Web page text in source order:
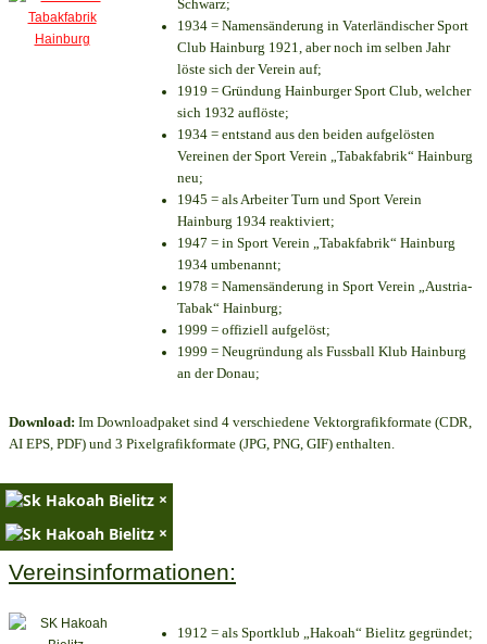
Schwarz;
1934 = Namensänderung in Vaterländischer Sport
Club Hainburg 1921, aber noch im selben Jahr
löste sich der Verein auf;
1919 = Gründung Hainburger Sport Club, welcher
sich 1932 auflöste;
1934 = entstand aus den beiden aufgelösten
Vereinen der Sport Verein „Tabakfabrik“ Hainburg
neu;
1945 = als Arbeiter Turn und Sport Verein
Hainburg 1934 reaktiviert;
1947 = in Sport Verein „Tabakfabrik“ Hainburg
1934 umbenannt;
1978 = Namensänderung in Sport Verein „Austria-
Tabak“ Hainburg;
1999 = offiziell aufgelöst;
1999 = Neugründung als Fussball Klub Hainburg
an der Donau;
Download: Im Downloadpaket sind 4 verschiedene Vektorgrafikformate (CDR,
AI EPS, PDF) und 3 Pixelgrafikformate (JPG, PNG, GIF) enthalten.
×
×
Vereinsinformationen:
1912 = als Sportklub „Hakoah“ Bielitz gegründet;